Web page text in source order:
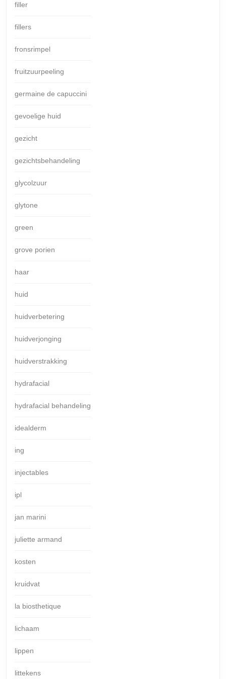
filler
fillers
fronsrimpel
fruitzuurpeeling
germaine de capuccini
gevoelige huid
gezicht
gezichtsbehandeling
glycolzuur
glytone
green
grove porien
haar
huid
huidverbetering
huidverjonging
huidverstrakking
hydrafacial
hydrafacial behandeling
idealderm
ing
injectables
ipl
jan marini
juliette armand
kosten
kruidvat
la biosthetique
lichaam
lippen
littekens